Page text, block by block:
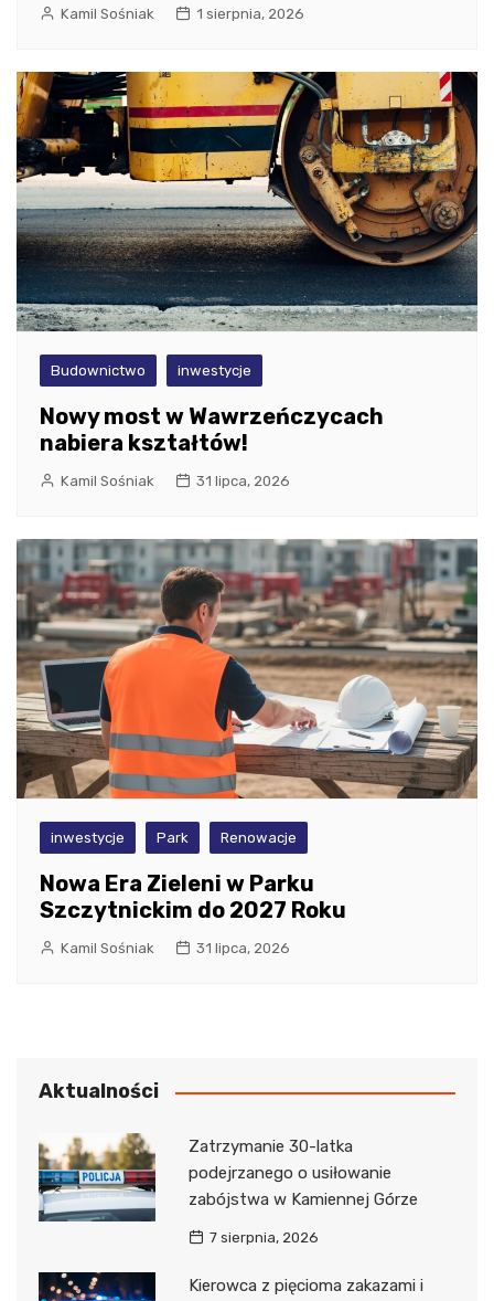
Kamil Sośniak 1 sierpnia, 2026
Budownictwo inwestycje
Nowy most w Wawrzeńczycach
nabiera kształtów!
Kamil Sośniak 31 lipca, 2026
inwestycje Park Renowacje
Nowa Era Zieleni w Parku
Szczytnickim do 2027 Roku
Kamil Sośniak 31 lipca, 2026
Aktualności
Zatrzymanie 30-latka
podejrzanego o usiłowanie
zabójstwa w Kamiennej Górze
7 sierpnia, 2026
Kierowca z pięcioma zakazami i